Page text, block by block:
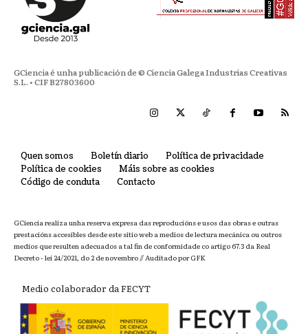
GCiencia é unha publicación de © Ciencia Galega Industrias Creativas
S.L. • CIF B27803600
Quen somos Boletín diario
Política de privacidade
Política de cookies
Máis sobre as cookies
Código de conduta
Contacto
GCiencia realiza unha reserva expresa das reproducións e usos das obras e outras
prestacións accesibles desde este sitio web a medios de lectura mecánica ou outros
medios que resulten adecuados a tal fin de conformidade co artigo 67.3 da Real
Decreto - lei 24/2021, do 2 de novembro // Auditado por GFK
Medio colaborador da FECYT